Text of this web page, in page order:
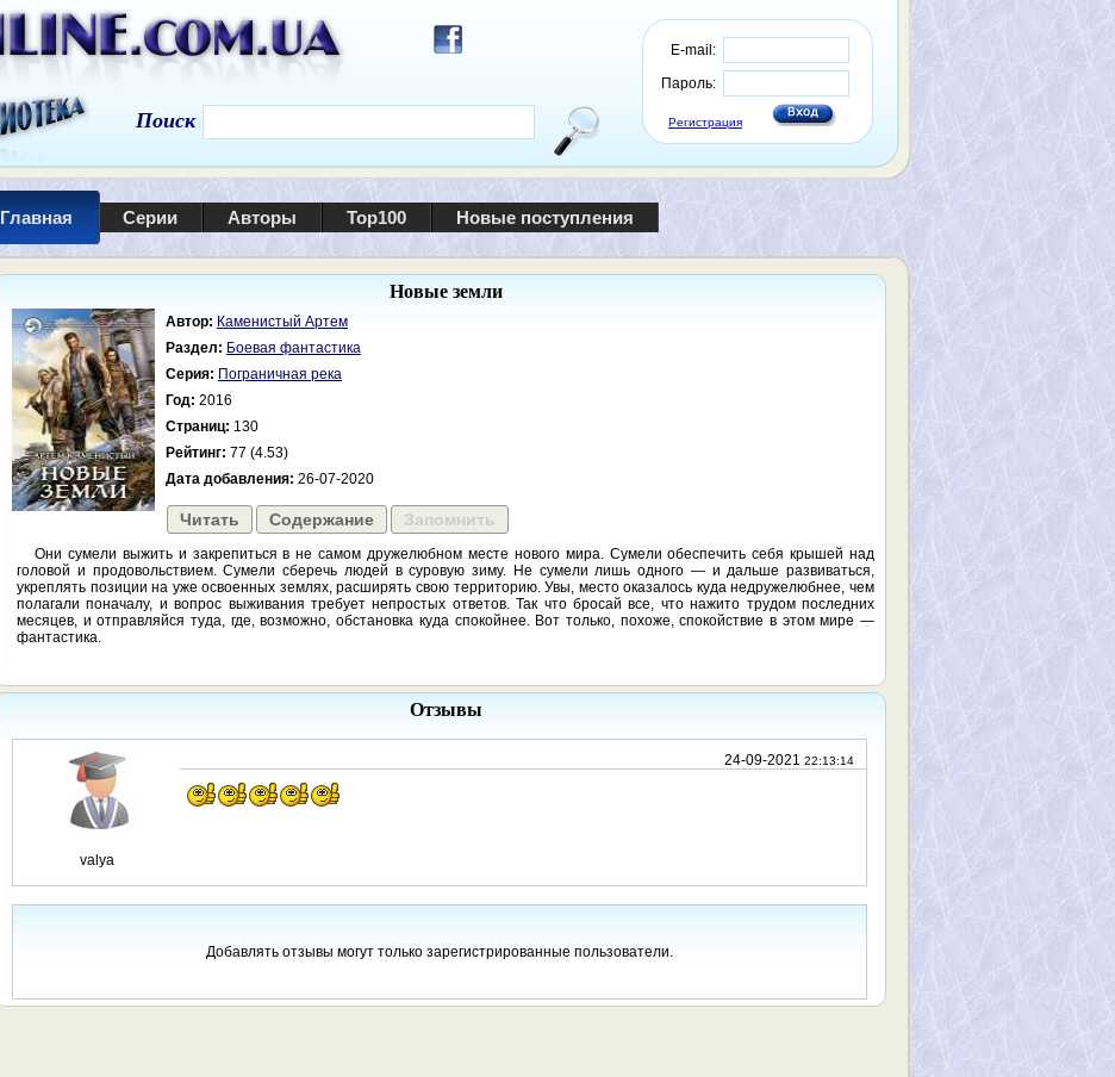
E-mail:
Пароль:
Регистрация
Поиск
Главная Серии Авторы Top100 Новые поступления
Новые земли
Автор: Каменистый Артем
Раздел: Боевая фантастика
Серия: Пограничная река
Год: 2016
Страниц: 130
Рейтинг: 77 (4.53)
Дата добавления: 26-07-2020
Читать Содержание Запомнить
Они сумели выжить и закрепиться в не самом дружелюбном месте нового мира. Сумели обеспечить себя крышей над
головой и продовольствием. Сумели сберечь людей в суровую зиму. Не сумели лишь одного — и дальше развиваться,
укреплять позиции на уже освоенных землях, расширять свою территорию. Увы, место оказалось куда недружелюбнее, чем
полагали поначалу, и вопрос выживания требует непростых ответов. Так что бросай все, что нажито трудом последних
месяцев, и отправляйся туда, где, возможно, обстановка куда спокойнее. Вот только, похоже, спокойствие в этом мире —
фантастика.
Отзывы
valya
24-09-2021 22:13:14
Добавлять отзывы могут только зарегистрированные пользователи.